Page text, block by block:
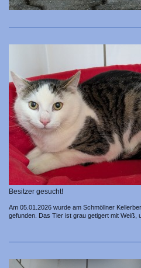
Besitzer gesucht!
Am 05.01.2026 wurde am Schmöllner
gefunden. Das Tier ist grau getigert mit Weiß,